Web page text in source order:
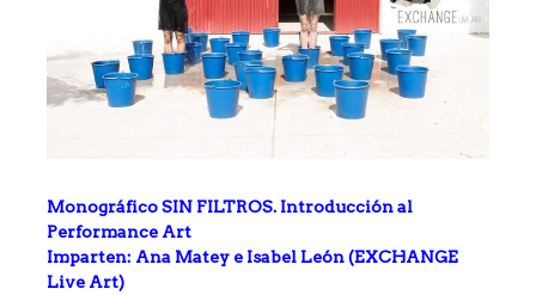
Monográfico SIN FILTROS. Introducción al
Performance Art
Imparten: Ana Matey e Isabel León (EXCHANGE
Live Art)